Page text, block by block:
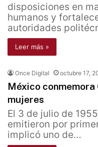
disposiciones en
humanos y
autoridades
Leer más »
Once Digital octubre 17,
México
mujeres
El 3 de julio de
emitieron por
implicó uno de…